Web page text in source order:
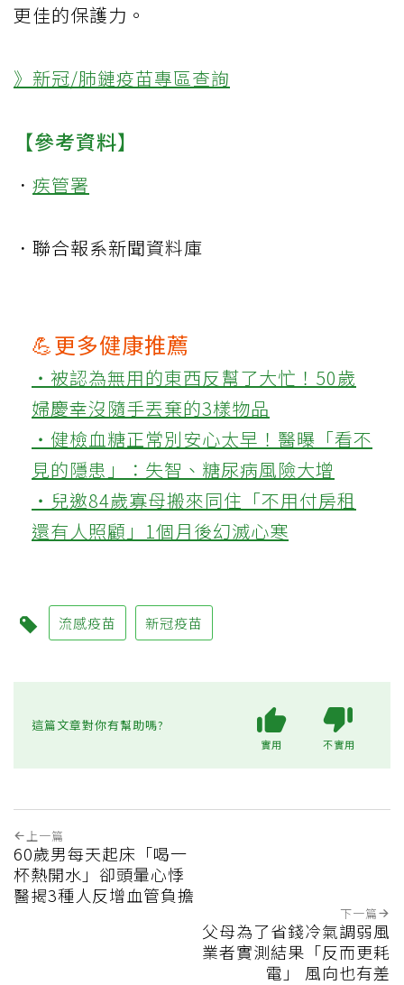
更佳的保護力。
》新冠/肺鏈疫苗專區查詢
【參考資料】
． 疾管署
．聯合報系新聞資料庫
💪更多健康推薦
‧被認為無用的東西反幫了大忙！50歲
婦慶幸沒隨手丟棄的3樣物品
‧健檢血糖正常別安心太早！醫曝「看不
見的隱患」：失智、糖尿病風險大增
‧兒邀84歲寡母搬來同住「不用付房租
還有人照顧」1個月後幻滅心寒
流感疫苗 新冠疫苗
這篇文章對你有幫助嗎?
實用 不實用
上一篇
60歲男每天起床「喝一
杯熱開水」卻頭暈心悸
醫揭3種人反增血管負擔
下一篇
父母為了省錢冷氣調弱風
業者實測結果「反而更耗
電」 風向也有差